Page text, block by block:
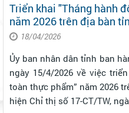
Triển khai "Tháng hành
năm 2026 trên địa bàn
18/04/2026
Ủy ban nhân dân tỉnh ban
ngày 15/4/2026 về việc
toàn thực phẩm” năm 2026
hiện Chỉ thị số 17-CT/TW,